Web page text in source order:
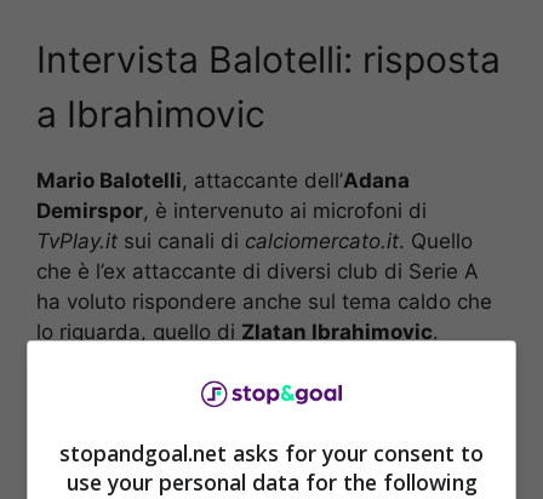
Intervista Balotelli: risposta
a Ibrahimovic
Mario Balotelli, attaccante dell’Adana
Demirspor, è intervenuto ai microfoni di
TvPlay.it sui canali di calciomercato.it. Quello
che è l’ex attaccante di diversi club di Serie A
ha voluto rispondere anche sul tema caldo che
lo riguarda, quello di Zlatan Ibrahimovic.
“Strano che Zlatan mi abbia attaccato senza
Leao? L’uscita è stata un po’ stupida. Oramai lui
si è creato questo personaggio in cui si
stopandgoal.net asks for your consent to
use your personal data for the following